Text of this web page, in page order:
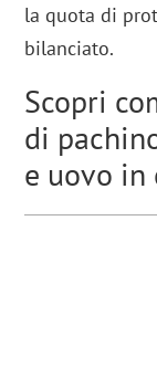
la quota di
bilanciato.
Scopri
di
e uovo in